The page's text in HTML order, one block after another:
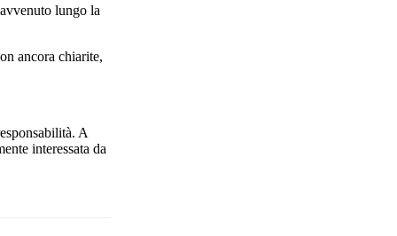
avvenuto lungo la
ancora chiarite,
A
interessata da